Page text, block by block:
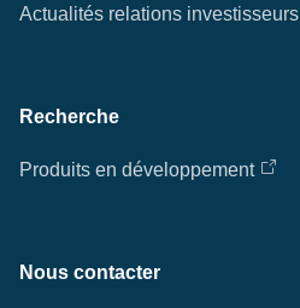
Actualités relations investisseurs
Recherche
Produits en développement
Nous contacter